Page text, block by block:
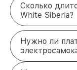
Сколько
White Siberia?
Нужно ли